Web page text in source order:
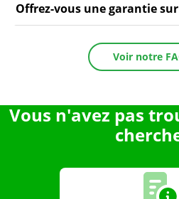
Offrez-vous une garantie
Voir notre
Vous n'avez pas